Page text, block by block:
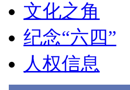
文化之角
纪念“六四”
人权信息